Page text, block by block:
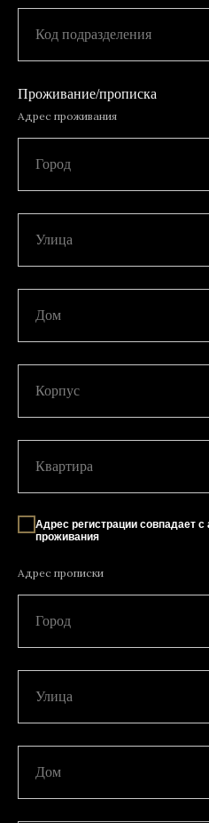
Код подразделения
Проживание/прописка
Адрес проживания
Город
Улица
Дом
Корпус
Квартира
Адрес регистрации совпадает
проживания
Адрес прописки
Город
Улица
Дом